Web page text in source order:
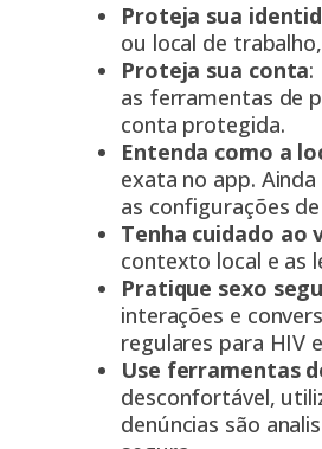
Proteja sua
ou local de
Proteja sua conta:
as ferramentas de
conta protegida.
Entenda como a
exata no app.
as configurações
Tenha cuidado ao
contexto local e as
Pratique sexo
interações e
regulares para HIV
Use ferramentas
desconfortável,
denúncias são